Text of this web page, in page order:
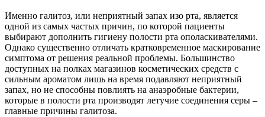
Именно галитоз, или неприятный запах изо рта, является
одной из самых частых причин, по которой пациенты
выбирают дополнить гигиену полости рта ополаскивателями.
Однако существенно отличать кратковременное маскирование
симптома от решения реальной проблемы. Большинство
доступных на полках магазинов косметических средств с
сильным ароматом лишь на время подавляют неприятный
запах, но не способны повлиять на анаэробные бактерии,
которые в полости рта производят летучие соединения серы –
главные причины галитоза.